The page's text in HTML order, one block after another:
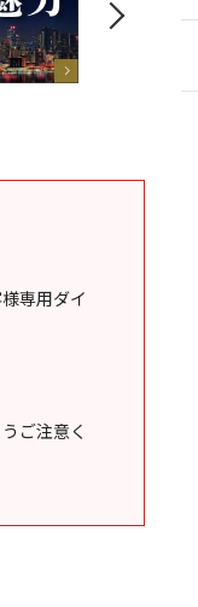
専用ダイ
ご注意く